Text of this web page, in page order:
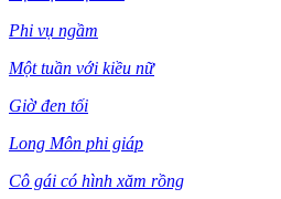
Phi vụ ngầm
Một tuần với kiều nữ
Giờ đen tối
Long Môn phi giáp
Cô gái có hình xăm rồng